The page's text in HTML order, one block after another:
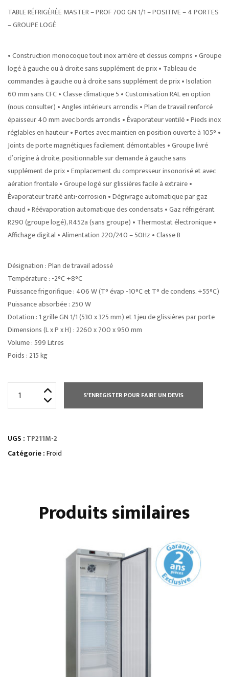
TABLE RÉFRIGÉRÉE MASTER – PROF 700 GN 1/1 – POSITIVE – 4 PORTES
– GROUPE LOGÉ
• Construction monocoque tout inox arrière et dessus compris • Groupe
logé à gauche ou à droite sans supplément de prix • Tableau de
commandes à gauche ou à droite sans supplément de prix • Isolation
60 mm sans CFC • Classe climatique 5 • Customisation RAL en option
(nous consulter) • Angles intérieurs arrondis • Plan de travail renforcé
épaisseur 40 mm avec bords arrondis • Évaporateur ventilé • Pieds inox
réglables en hauteur • Portes avec maintien en position ouverte à 105° •
Joints de porte magnétiques facilement démontables • Groupe livré
d’origine à droite, positionnable sur demande à gauche sans
supplément de prix • Emplacement du compresseur insonorisé et avec
aération frontale • Groupe logé sur glissières facile à extraire •
Évaporateur traité anti-corrosion • Dégivrage automatique par gaz
chaud • Réévaporation automatique des condensats • Gaz réfrigérant
R290 (groupe logé), R452a (sans groupe) • Thermostat électronique •
Affichage digital • Alimentation 220/240 – 50Hz • Classe B
Désignation : Plan de travail adossé
Température : -2°C +8°C
Puissance frigorifique : 406 W (T° évap -10°C et T° de condens. +55°C)
Puissance absorbée : 250 W
Dotation : 1 grille GN 1/1 (530 x 325 mm) et 1 jeu de glissières par porte
Dimensions (L x P x H) : 2260 x 700 x 950 mm
Volume : 599 Litres
Poids : 215 kg
PROF
700
S'ENREGISTER POUR FAIRE UN DEVIS
UGS : TP211M-2
Catégorie :Froid
Produits similaires